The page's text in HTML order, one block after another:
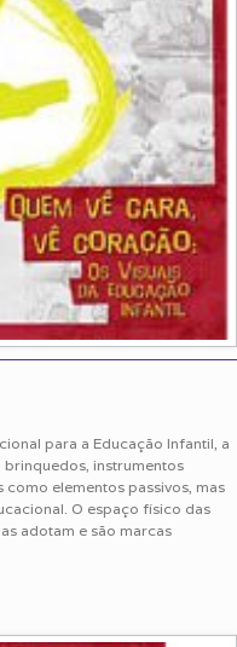
para a Educação Infantil, a
instrumentos
elementos passivos, mas
O espaço físico das
adotam e são marcas